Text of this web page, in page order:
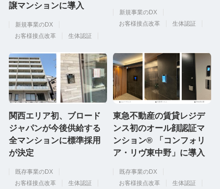
譲マンションに導入
新規事業のDX
お客様接点改革
生体認証
新規事業のDX
お客様接点改革
生体認証
関西エリア初、ブロード
ジャパンが今後供給する
全マンションに標準採用
が決定
既存事業のDX
お客様接点改革
生体認証
東急不動産の賃貸レジデ
ンス初のオール顔認証マ
ンション® 「コンフォリ
ア・リヴ東中野」に導入
既存事業のDX
お客様接点改革
生体認証